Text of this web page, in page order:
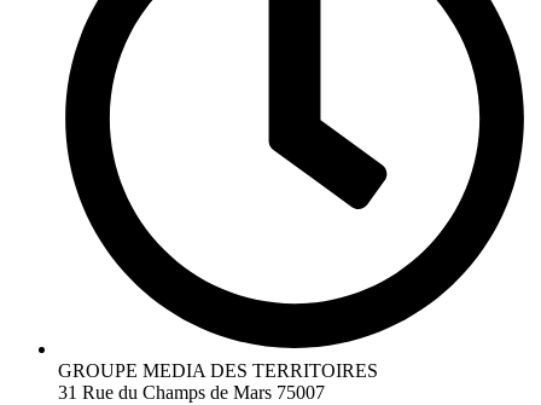
GROUPE MEDIA DES TERRITOIRES
31 Rue du Champs de Mars 75007